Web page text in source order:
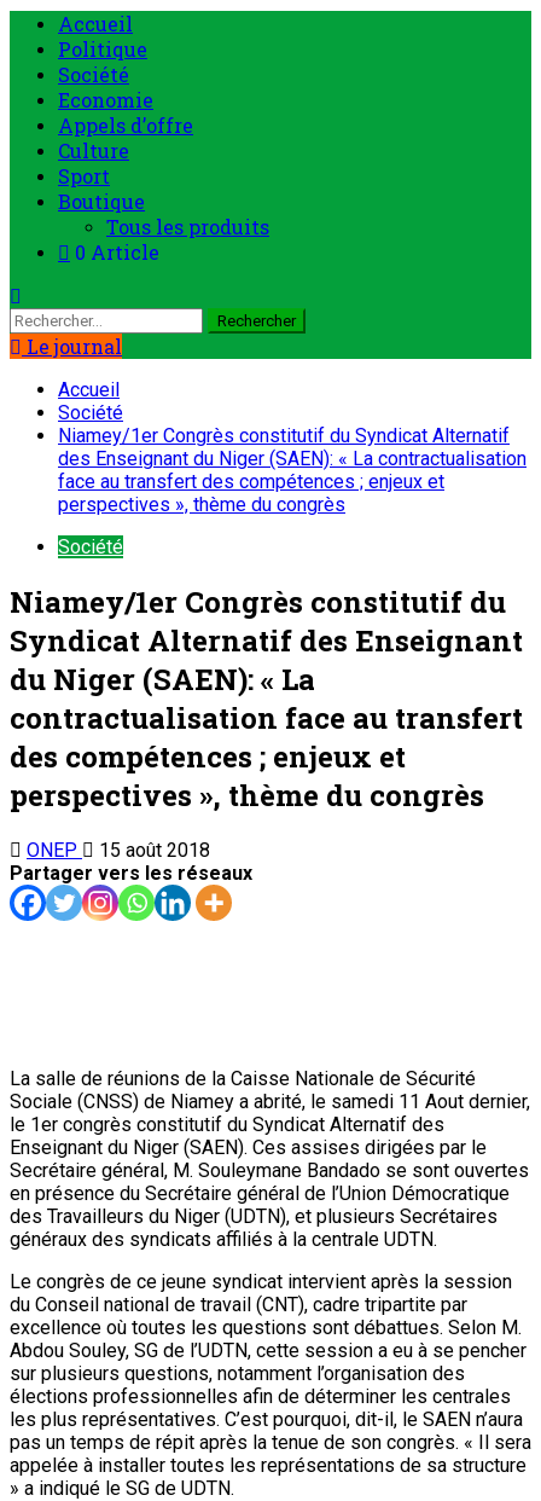
Accueil
Politique
Société
Economie
Appels d’offre
Culture
Sport
Boutique
Tous les produits
0 Article
Le journal
Accueil
Société
Niamey/1er Congrès constitutif du Syndicat Alternatif
des Enseignant du Niger (SAEN): « La contractualisation
face au transfert des compétences ; enjeux et
perspectives », thème du congrès
Société
Niamey/1er Congrès constitutif du
Syndicat Alternatif des Enseignant
du Niger (SAEN): « La
contractualisation face au transfert
des compétences ; enjeux et
perspectives », thème du congrès
ONEP
15 août 2018
Partager vers les réseaux
La salle de réunions de la Caisse Nationale de Sécurité
Sociale (CNSS) de Niamey a abrité, le samedi 11 Aout dernier,
le 1er congrès constitutif du Syndicat Alternatif des
Enseignant du Niger (SAEN). Ces assises dirigées par le
Secrétaire général, M. Souleymane Bandado se sont ouvertes
en présence du Secrétaire général de l’Union Démocratique
des Travailleurs du Niger (UDTN), et plusieurs Secrétaires
généraux des syndicats affiliés à la centrale UDTN.
Le congrès de ce jeune syndicat intervient après la session
du Conseil national de travail (CNT), cadre tripartite par
excellence où toutes les questions sont débattues. Selon M.
Abdou Souley, SG de l’UDTN, cette session a eu à se pencher
sur plusieurs questions, notamment l’organisation des
élections professionnelles afin de déterminer les centrales
les plus représentatives. C’est pourquoi, dit-il, le SAEN n’aura
pas un temps de répit après la tenue de son congrès. « Il sera
appelée à installer toutes les représentations de sa structure
» a indiqué le SG de UDTN.